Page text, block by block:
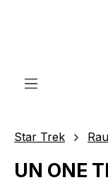
Star Trek
UN ONE